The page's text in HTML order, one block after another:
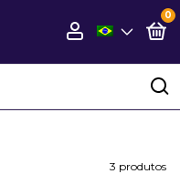
0
3 produtos